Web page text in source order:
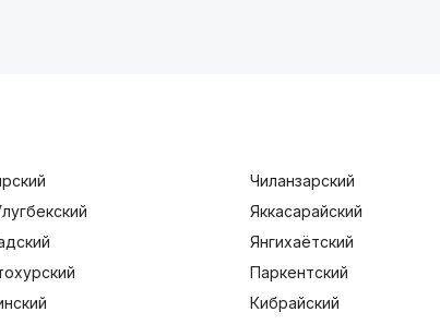
Чиланзарский
Яккасарайский
Янгихаётский
Паркентский
Кибрайский